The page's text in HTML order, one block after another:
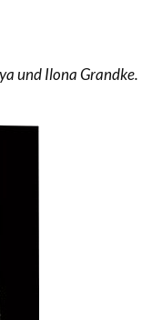
und Ilona Grandke.